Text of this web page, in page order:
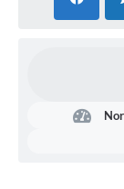
Audiências Públicas